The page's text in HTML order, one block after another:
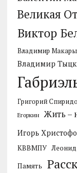
Великая
Виктор
Владимир
Владимир
Григорий
Егоркин Жить –
Игорь
КВВМПУ
Память